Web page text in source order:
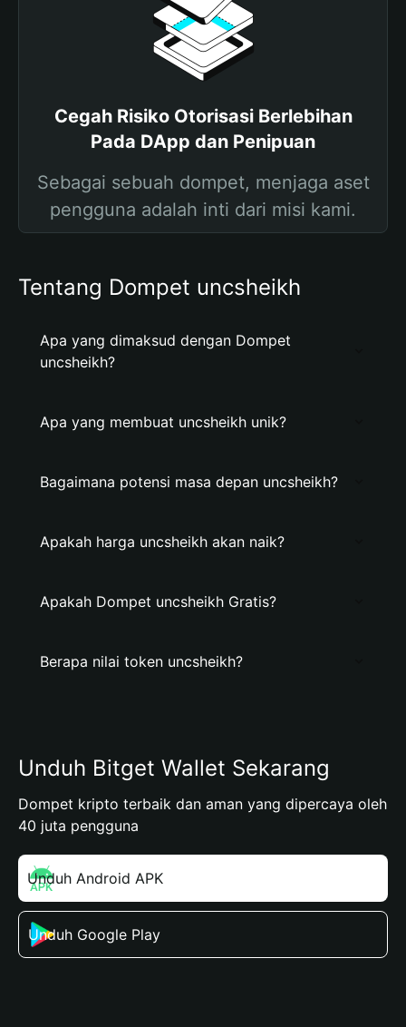
Cegah Risiko Otorisasi Berlebihan
Pada DApp dan Penipuan
Sebagai sebuah dompet, menjaga aset
pengguna adalah inti dari misi kami.
Tentang Dompet uncsheikh
Apa yang dimaksud dengan Dompet
uncsheikh?
Apa yang membuat uncsheikh unik?
Bagaimana potensi masa depan uncsheikh?
Apakah harga uncsheikh akan naik?
Apakah Dompet uncsheikh Gratis?
Berapa nilai token uncsheikh?
Unduh Bitget Wallet Sekarang
Dompet kripto terbaik dan aman yang dipercaya oleh
40 juta pengguna
Unduh Android APK
Unduh Google Play